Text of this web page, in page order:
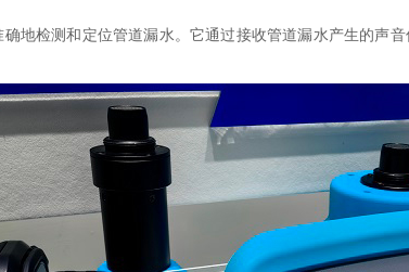
地检测和定位管道漏水。它通过接收管道漏水产生的声